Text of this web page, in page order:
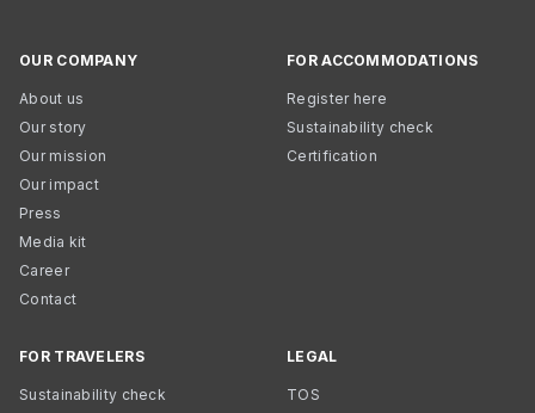
OUR COMPANY
About us
Our story
Our mission
Our impact
Press
Media kit
Career
Contact
FOR ACCOMMODATIONS
Register here
Sustainability check
Certification
FOR TRAVELERS
Sustainability check
LEGAL
TOS